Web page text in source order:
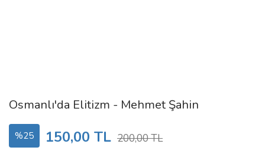
Osmanlı'da Elitizm - Mehmet Şahin
%25 150,00 TL 200,00 TL